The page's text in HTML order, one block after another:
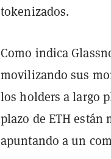
tokenizados.
Como indica
movilizando sus
los holders a largo
plazo de ETH están
apuntando a un